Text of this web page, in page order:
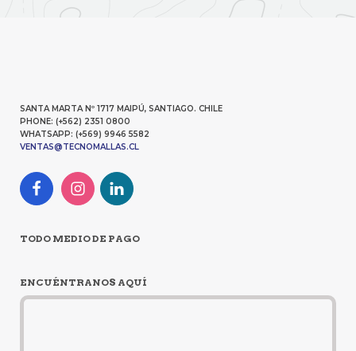
SANTA MARTA Nº 1717 MAIPÚ, SANTIAGO. CHILE
PHONE: (+562) 2351 0800
WHATSAPP: (+569) 9946 5582
VENTAS@TECNOMALLAS.CL
TODO MEDIO DE PAGO
ENCUÉNTRANOS AQUÍ